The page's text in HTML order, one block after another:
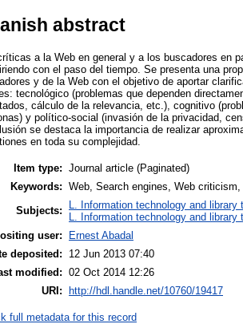
abstract
a la Web en general y a los buscadores en
con el paso del tiempo. Se presenta una
y de la Web con el objetivo de aportar
tecnológico (problemas que dependen
cálculo de la relevancia, etc.), cognitivo
y político-social (invasión de la privacidad,
se destaca la importancia de realizar
en toda su complejidad.
Item type: Journal article (Paginated)
Keywords: Web, Search engines, Web
Subjects:
L. Information technology and library
L. Information technology and library
user:
Ernest Abadal
deposited:
12 Jun 2013 07:40
modified: 02 Oct 2014 12:26
URI:
http://hdl.handle.net/10760/19417
full metadata for this record